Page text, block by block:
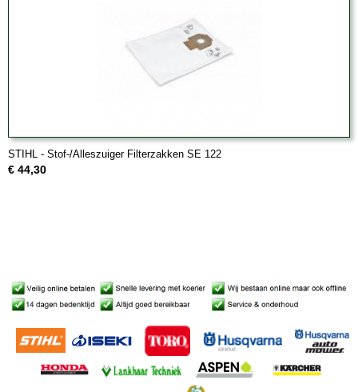
STIHL - Stof-/Alleszuiger Filterzakken SE 122
€ 44,30